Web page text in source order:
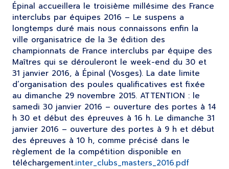
Épinal accueillera le troisième millésime des France
interclubs par équipes 2016 – Le suspens a
longtemps duré mais nous connaissons enfin la
ville organisatrice de la 3e édition des
championnats de France interclubs par équipe des
Maîtres qui se dérouleront le week-end du 30 et
31 janvier 2016, à Épinal (Vosges). La date limite
d’organisation des poules qualificatives est fixée
au dimanche 29 novembre 2015. ATTENTION : le
samedi 30 janvier 2016 – ouverture des portes à 14
h 30 et début des épreuves à 16 h. Le dimanche 31
janvier 2016 – ouverture des portes à 9 h et début
des épreuves à 10 h, comme précisé dans le
règlement de la compétition disponible en
téléchargement.inter_clubs_masters_2016.pdf